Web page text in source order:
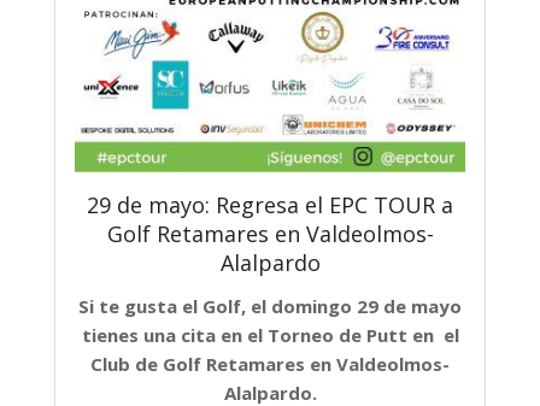
29 de mayo: Regresa el EPC TOUR a
Golf Retamares en Valdeolmos-
Alalpardo
Si te gusta el Golf, el domingo 29 de mayo
tienes una cita en el Torneo de Putt en el
Club de Golf Retamares en Valdeolmos-
Alalpardo.